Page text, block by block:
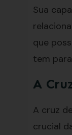
Sua
que
tem
A
A cruz
crucial